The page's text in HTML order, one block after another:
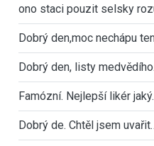
ono staci pouzit selsky
Dobrý den,moc nechápu
Dobrý den, listy
Famózní. Nejlepší likér
Dobrý de. Chtěl jsem